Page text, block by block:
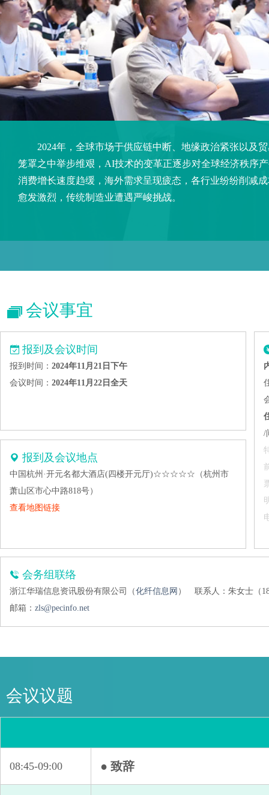
2024年，全球市场于供应链中断、地缘政治紧张以及贸
笼罩之中举步维艰，AI技术的变革正逐步对全球经济秩序
消费增长速度趋缓，海外需求呈现疲态，各行业纷纷削减
愈发激烈，传统制造业遭遇严峻挑战。
会议事宜
报到及会议时间
报到时间： 2024年11月21日下午
会议时间： 2024年11月22日全天
报到及会议地点
中国杭州·开元名都大酒店(四楼开元厅)☆☆☆☆☆（杭州市
萧山区市心中路818号）
查看地图链接
/
会务组联络
浙江华瑞信息资讯股份有限公司（化纤信息网 ）
联系人：朱女士（
邮箱： zls@pecinfo.net
会议议题
08:45-09:00 ● 致辞